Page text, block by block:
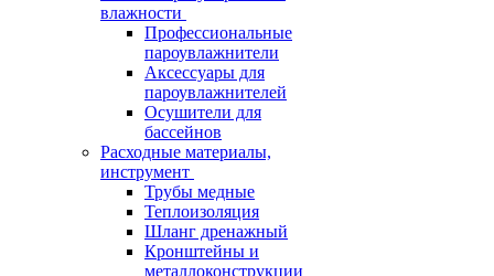
влажности
Профессиональные
пароувлажнители
Аксессуары для
пароувлажнителей
Осушители для
бассейнов
Расходные материалы,
инструмент
Трубы медные
Теплоизоляция
Шланг дренажный
Кронштейны и
металлоконструкции